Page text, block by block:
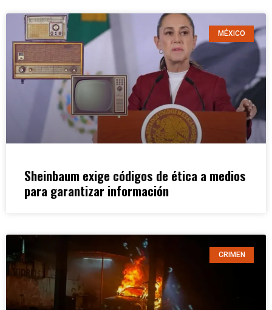
MÉXICO
Sheinbaum exige códigos de ética a medios
para garantizar información
CRIMEN